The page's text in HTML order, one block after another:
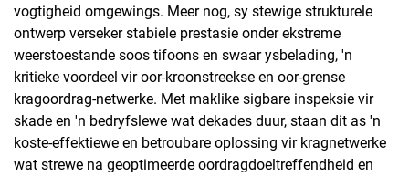
vogtigheid omgewings. Meer nog, sy stewige strukturele
ontwerp verseker stabiele prestasie onder ekstreme
weerstoestande soos tifoons en swaar ysbelading, 'n
kritieke voordeel vir oor-kroonstreekse en oor-grense
kragoordrag-netwerke. Met maklike sigbare inspeksie vir
skade en 'n bedryfslewe wat dekades duur, staan dit as 'n
koste-effektiewe en betroubare oplossing vir kragnetwerke
wat strewe na geoptimeerde oordragdoeltreffendheid en